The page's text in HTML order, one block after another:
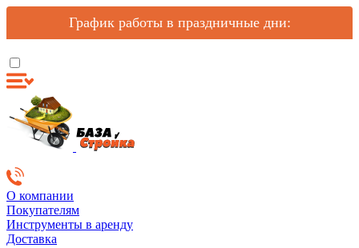
График работы в праздничные дни:
О компании
Покупателям
Инструменты в аренду
Доставка